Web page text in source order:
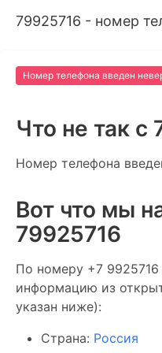
79925716 - номер
Номер телефона введен
Что не так c
Номер телефона
Вот что мы
79925716
По номеру +7
информацию из
указан ниже):
Страна: Россия